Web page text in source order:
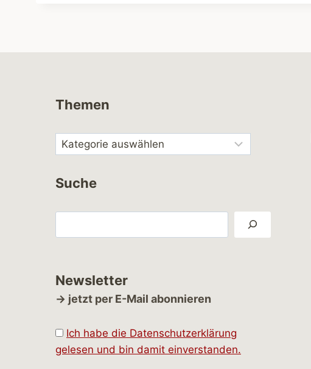
Themen
Suche
Newsletter
→ jetzt per E-Mail abonnieren
Ich habe die Datenschutzerklärung
gelesen und bin damit einverstanden.